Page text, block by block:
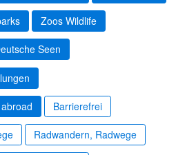
Zoos Wildlife
Seen
Barrierefrei
Radwandern, Radwege